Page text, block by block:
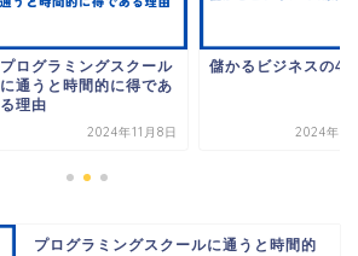
プログラミングスクール
に通うと時間的に得であ
る理由
2024年11月8日
儲かるビジネスの4
2024年10
プログラミングスクールに通うと時間的